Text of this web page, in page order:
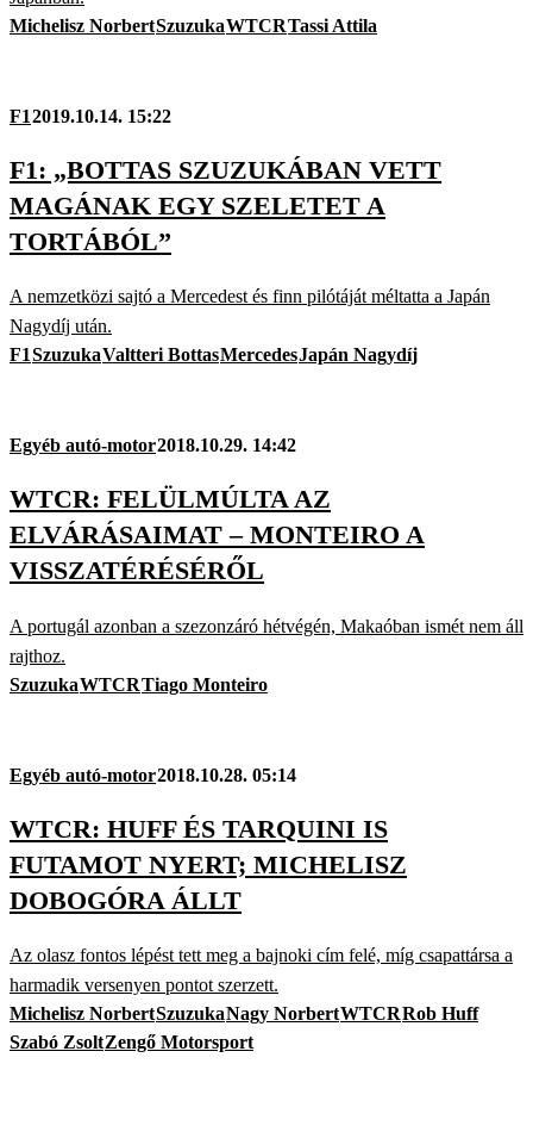
Michelisz NorbertSzuzukaWTCRTassi Attila
F12019.10.14. 15:22
F1: „BOTTAS SZUZUKÁBAN VETT
MAGÁNAK EGY SZELETET A
TORTÁBÓL”
A nemzetközi sajtó a Mercedest és finn pilótáját méltatta a Japán
Nagydíj után.
F1SzuzukaValtteri BottasMercedesJapán Nagydíj
Egyéb autó-motor2018.10.29. 14:42
WTCR: FELÜLMÚLTA AZ
ELVÁRÁSAIMAT – MONTEIRO A
VISSZATÉRÉSÉRŐL
A portugál azonban a szezonzáró hétvégén, Makaóban ismét nem áll
rajthoz.
SzuzukaWTCRTiago Monteiro
Egyéb autó-motor2018.10.28. 05:14
WTCR: HUFF ÉS TARQUINI IS
FUTAMOT NYERT; MICHELISZ
DOBOGÓRA ÁLLT
Az olasz fontos lépést tett meg a bajnoki cím felé, míg csapattársa a
harmadik versenyen pontot szerzett.
Michelisz NorbertSzuzukaNagy NorbertWTCRRob Huff
Szabó ZsoltZengő Motorsport